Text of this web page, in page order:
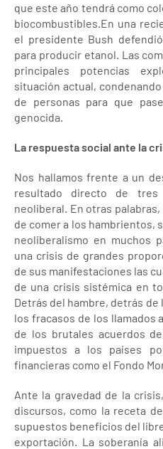
que este año tendrá como
biocombustibles.En una
el presidente Bush
para producir etanol. Las
principales potencias
situación actual,
de personas para que
genocida.
La respuesta social ante la
Nos hallamos frente a un
resultado directo de tres
neoliberal. En otras
de comer a los hambrientos,
neoliberalismo en muchos
una crisis de grandes
de sus manifestaciones las
de una crisis sistémica en
Detrás del hambre, detrás
los fracasos de los llamados
de los brutales acuerdos
impuestos a los países
financieras como el Fondo
Ante la gravedad de la
discursos, como la receta
supuestos beneficios del
exportación. La soberanía